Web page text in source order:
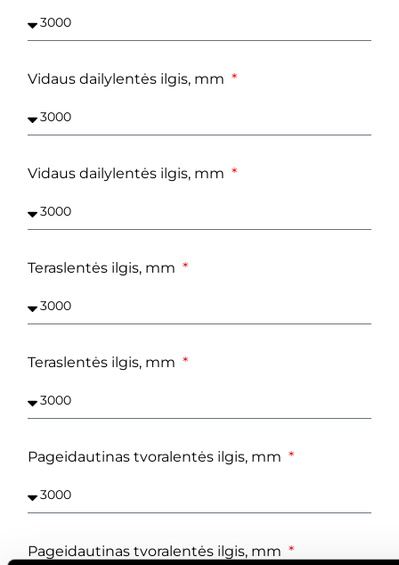
Vidaus dailylentės ilgis, mm
Vidaus dailylentės ilgis, mm
Teraslentės ilgis, mm
Teraslentės ilgis, mm
Pageidautinas tvoralentės ilgis, mm
Pageidautinas tvoralentės ilgis, mm